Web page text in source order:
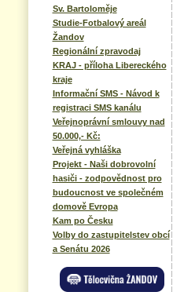
Sv. Bartoloměje
Studie-Fotbalový areál
Žandov
Regionální zpravodaj
KRAJ - příloha Libereckého
kraje
Informační SMS - Návod k
registraci SMS kanálu
Veřejnoprávní smlouvy nad
50.000,- Kč:
Veřejná vyhláška
Projekt - Naši dobrovolní
hasiči - zodpovědnost pro
budoucnost ve společném
domově Evropa
Kam po Česku
Volby do zastupitelstev obcí
a Senátu 2026